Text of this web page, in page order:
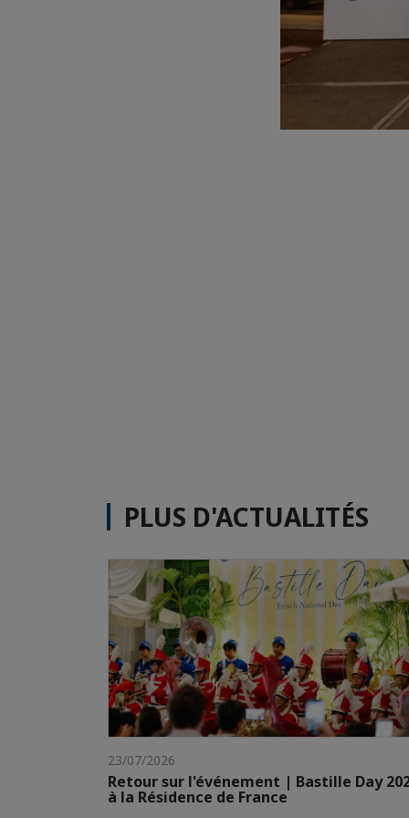
PLUS D'ACTUALITÉS
23/07/2026
Retour sur l'événement | Bastille Day
à la Résidence de France